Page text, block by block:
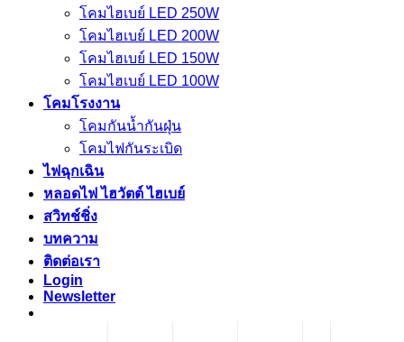
โคมไฮเบย์ LED 250W
โคมไฮเบย์ LED 200W
โคมไฮเบย์ LED 150W
โคมไฮเบย์ LED 100W
โคมโรงงาน
โคมกันน้ำกันฝุ่น
โคมไฟกันระเบิด
ไฟฉุกเฉิน
หลอดไฟ ไฮวัตต์ ไฮเบย์
สวิทช์ชิ่ง
บทความ
ติดต่อเรา
Login
Newsletter